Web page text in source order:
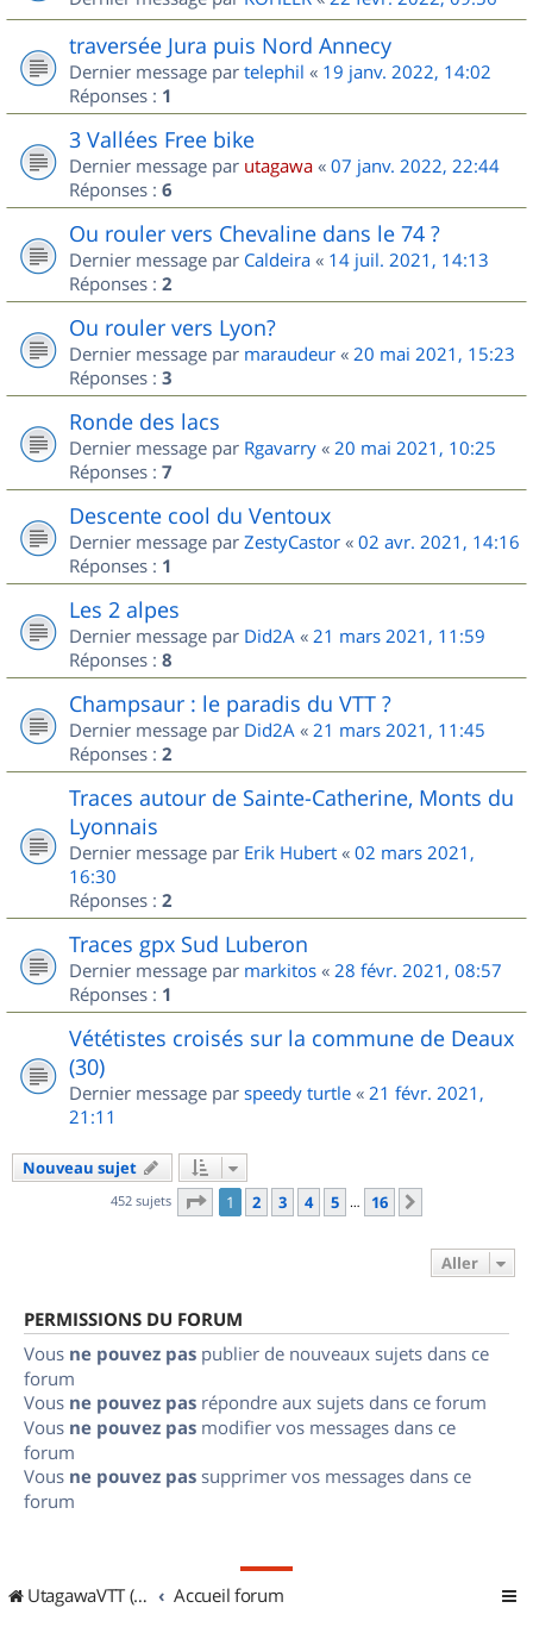
traversée Jura puis Nord Annecy
Dernier message par telephil « 19 janv. 2022, 14:02
Réponses : 1
3 Vallées Free bike
Dernier message par utagawa « 07 janv. 2022, 22:44
Réponses : 6
Ou rouler vers Chevaline dans le 74 ?
Dernier message par Caldeira « 14 juil. 2021, 14:13
Réponses : 2
Ou rouler vers Lyon?
Dernier message par maraudeur « 20 mai 2021, 15:23
Réponses : 3
Ronde des lacs
Dernier message par Rgavarry « 20 mai 2021, 10:25
Réponses : 7
Descente cool du Ventoux
Dernier message par ZestyCastor « 02 avr. 2021, 14:16
Réponses : 1
Les 2 alpes
Dernier message par Did2A « 21 mars 2021, 11:59
Réponses : 8
Champsaur : le paradis du VTT ?
Dernier message par Did2A « 21 mars 2021, 11:45
Réponses : 2
Traces autour de Sainte-Catherine, Monts du
Lyonnais
Dernier message par Erik Hubert « 02 mars 2021,
16:30
Réponses : 2
Traces gpx Sud Luberon
Dernier message par markitos « 28 févr. 2021, 08:57
Réponses : 1
Vététistes croisés sur la commune de Deaux
(30)
Dernier message par speedy turtle « 21 févr. 2021,
21:11
Nouveau sujet
452 sujets Page 1sur
1 2 3 4 5 … 16
Aller
PERMISSIONS DU FORUM
Vous ne pouvez pas publier de nouveaux sujets dans ce
forum
Vous ne pouvez pas répondre aux sujets dans ce forum
Vous ne pouvez pas modifier vos messages dans ce
forum
Vous ne pouvez pas supprimer vos messages dans ce
forum
UtagawaVTT (Randos VTT et VTTAE avec traces GPS) Accueil forum